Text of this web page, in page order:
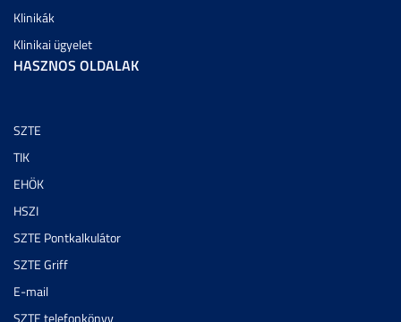
Klinikák
Klinikai ügyelet
HASZNOS OLDALAK
SZTE
TIK
EHÖK
HSZI
SZTE Pontkalkulátor
SZTE Griff
E-mail
SZTE telefonkönyv